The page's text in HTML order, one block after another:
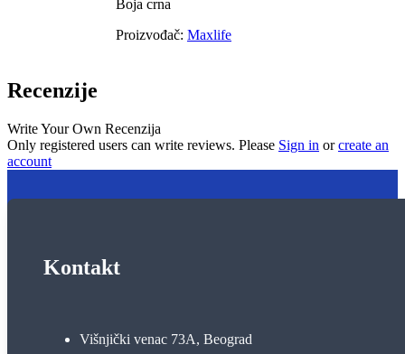
Boja crna
Proizvođač: Maxlife
Recenzije
Write Your Own Recenzija
Only registered users can write reviews. Please Sign in orcreate an
account
Kontakt
Višnjički venac 73A, Beograd